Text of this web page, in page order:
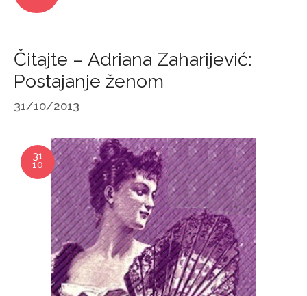
Čitajte – Adriana Zaharijević:
Postajanje ženom
31/10/2013
31
10